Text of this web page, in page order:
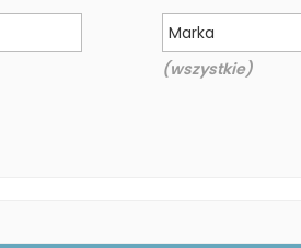
Marka
(wszystkie)